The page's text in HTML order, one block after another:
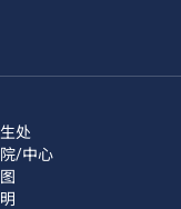
处
/中心